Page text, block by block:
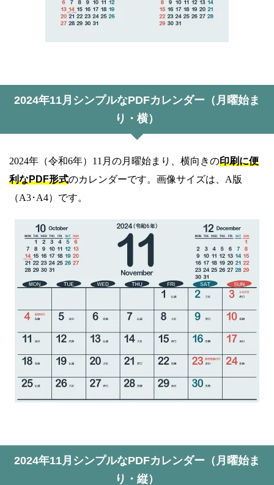
2024年11月シンプルなPDFカレンダー（月曜始ま
り・横）
2024年（令和6年）11月の月曜始まり、横向きの印刷に便
利なPDF形式のカレンダーです。画像サイズは、A版
（A3･A4）です。
2024年11月シンプルなPDFカレンダー（月曜始ま
り・縦）